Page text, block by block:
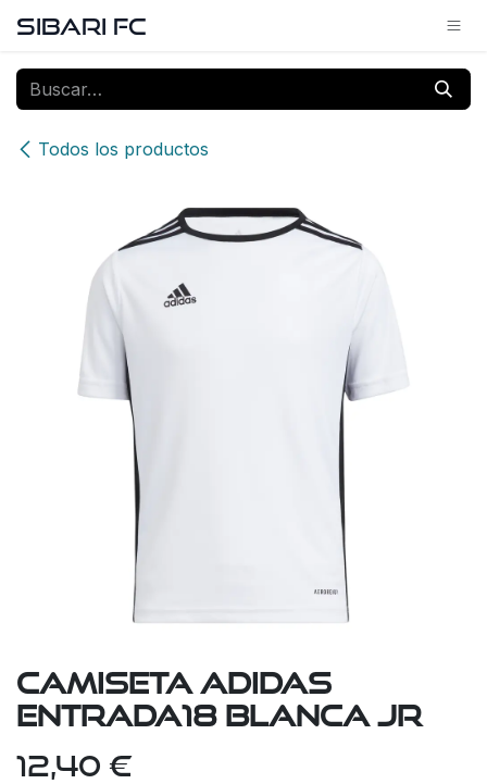
SIBARI FC
Todos los productos
Camiseta Adidas
Entrada18 Blanca Jr
12,40 €